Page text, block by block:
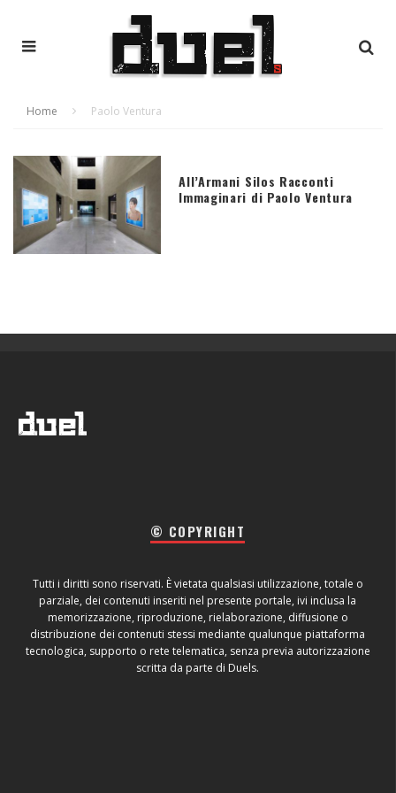
Home Paolo Ventura
All’Armani Silos Racconti
Immaginari di Paolo Ventura
© COPYRIGHT
Tutti i diritti sono riservati. È vietata qualsiasi utilizzazione, totale o
parziale, dei contenuti inseriti nel presente portale, ivi inclusa la
memorizzazione, riproduzione, rielaborazione, diffusione o
distribuzione dei contenuti stessi mediante qualunque piattaforma
tecnologica, supporto o rete telematica, senza previa autorizzazione
scritta da parte di Duels.